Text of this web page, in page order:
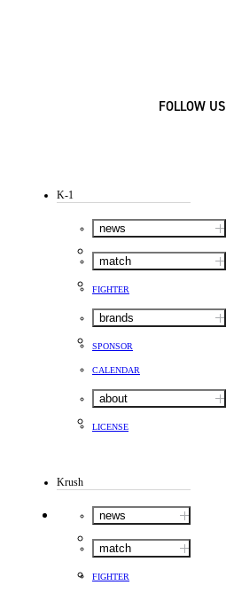
FOLLOW US
K-1
news
match
FIGHTER
brands
SPONSOR
CALENDAR
about
LICENSE
Krush
news
match
FIGHTER